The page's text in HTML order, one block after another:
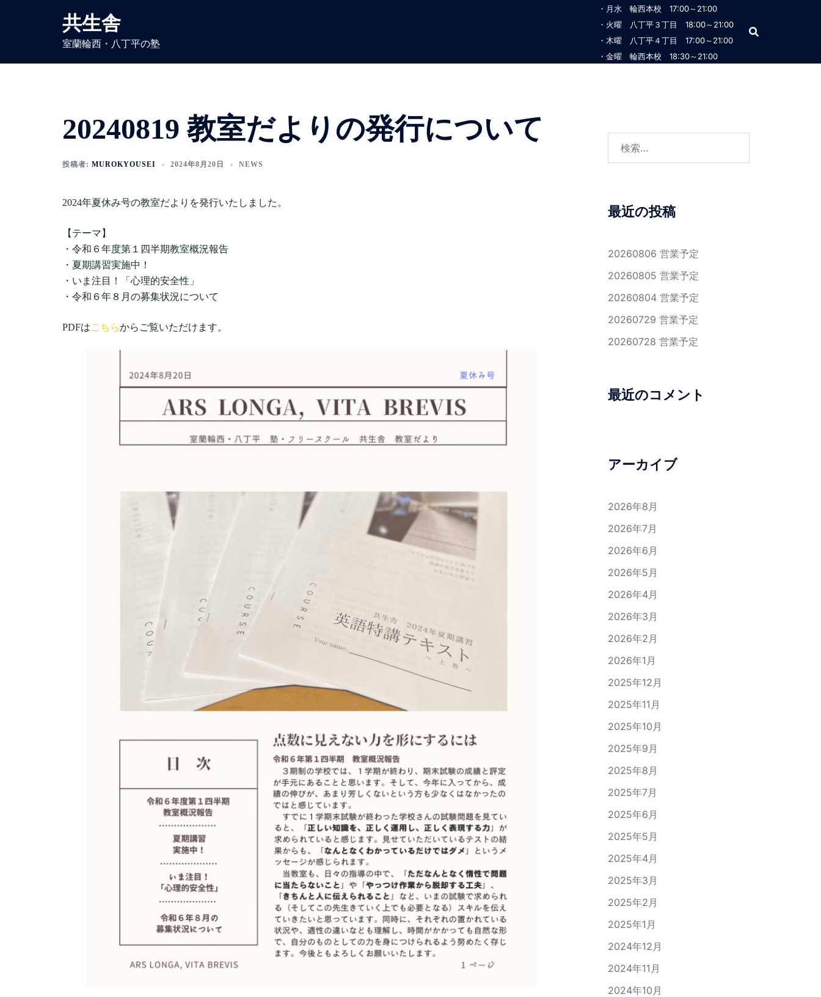
共生舎
室蘭輪西・八丁平の塾
・月水 輪西本校 17:00～21:00
・火曜 八丁平３丁目 18:00～21:00
・木曜 八丁平４丁目 17:00～21:00
・金曜 輪西本校 18:30～21:00
20240819 教室だよりの発行について
投稿者: MUROKYOUSEI 2024年8月20日 NEWS
2024年夏休み号の教室だよりを発行いたしました。
【テーマ】
・令和６年度第１四半期教室概況報告
・夏期講習実施中！
・いま注目！「心理的安全性」
・令和６年８月の募集状況について
PDFはこちらからご覧いただけます。
最近の投稿
20260806 営業予定
20260805 営業予定
20260804 営業予定
20260729 営業予定
20260728 営業予定
最近のコメント
アーカイブ
2026年8月
2026年7月
2026年6月
2026年5月
2026年4月
2026年3月
2026年2月
2026年1月
2025年12月
2025年11月
2025年10月
2025年9月
2025年8月
2025年7月
2025年6月
2025年5月
2025年4月
2025年3月
2025年2月
2025年1月
2024年12月
2024年11月
2024年10月